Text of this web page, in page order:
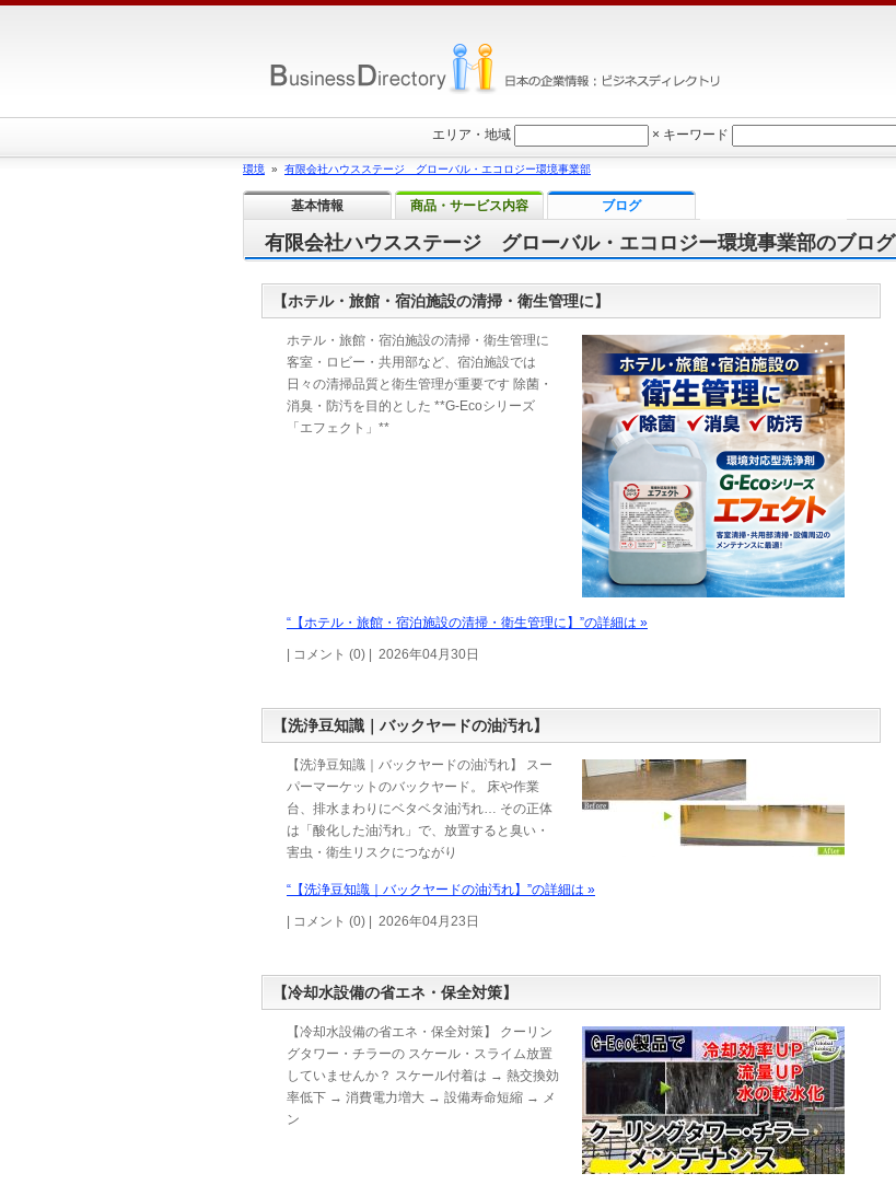
有限会社ハウスステージ グローバル・エコロジー環境事業部のブログ
【ホテル・旅館・宿泊施設の清掃・衛生管理に】
ホテル・旅館・宿泊施設の清掃・衛生管理に
客室・ロビー・共用部など、宿泊施設では
日々の清掃品質と衛生管理が重要です 除菌・
消臭・防汚を目的とした **G-Ecoシリーズ
「エフェクト」**
“【ホテル・旅館・宿泊施設の清掃・衛生管理に】”の詳細は »
| コメント (0) | 2026年04月30日
【洗浄豆知識｜バックヤードの油汚れ】
【洗浄豆知識｜バックヤードの油汚れ】 スー
パーマーケットのバックヤード。 床や作業
台、排水まわりにベタベタ油汚れ… その正体
は「酸化した油汚れ」で、放置すると臭い・
害虫・衛生リスクにつながり
“【洗浄豆知識｜バックヤードの油汚れ】”の詳細は »
| コメント (0) | 2026年04月23日
【冷却水設備の省エネ・保全対策】
【冷却水設備の省エネ・保全対策】 クーリン
グタワー・チラーの スケール・スライム放置
していませんか？ スケール付着は → 熱交換効
率低下 → 消費電力増大 → 設備寿命短縮 → メ
ン
エリア・地域 × キーワード
環境 » 有限会社ハウスステージ グローバル・エコロジー環境事業部
基本情報 商品・サービス内容 ブログ